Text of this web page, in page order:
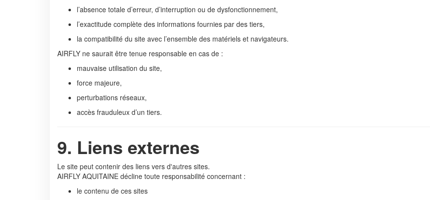
l’absence totale d’erreur, d’interruption ou de dysfonctionnement,
l’exactitude complète des informations fournies par des tiers,
la compatibilité du site avec l’ensemble des matériels et navigateurs.
AIRFLY ne saurait être tenue responsable en cas de :
mauvaise utilisation du site,
force majeure,
perturbations réseaux,
accès frauduleux d’un tiers.
9. Liens externes
Le site peut contenir des liens vers d'autres sites.
AIRFLY AQUITAINE décline toute responsabilité concernant :
le contenu de ces sites